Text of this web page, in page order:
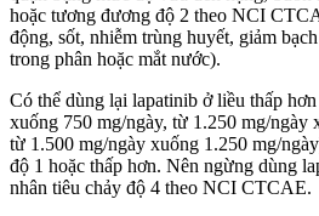
hoặc tương đương độ 2 theo NCI
động, sốt, nhiễm trùng huyết, giảm
trong phân hoặc mắt nước).
Có thể dùng lại lapatinib ở liều thấp
xuống 750 mg/ngày, từ 1.250 mg/ngày
từ 1.500 mg/ngày xuống 1.250 mg/
độ 1 hoặc thấp hơn. Nên ngừng dùng
nhân tiêu chảy độ 4 theo NCI CTCAE.